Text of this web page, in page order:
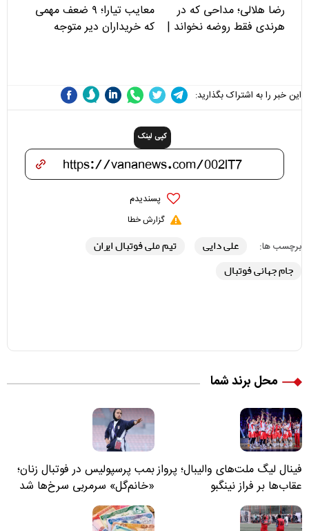
رضا هلالی؛ مداحی که در
هرندی فقط روضه نخواند |
معایب تیارا؛ ۹ ضعف مهمی
که خریداران دیر متوجه
این خبر را به اشتراک بگذارید:
کپی لینک
پسندیدم
گزارش خطا
برچسب ها: علی دایی
تیم ملی فوتبال ایران
جام جهانی فوتبال
محل برند شما
فینال لیگ ملت‌های والیبال؛ پرواز
عقاب‌ها بر فراز نینگبو
بمب پرسپولیس در فوتبال زنان؛
«خانم‌گل» سرمربی سرخ‌ها شد